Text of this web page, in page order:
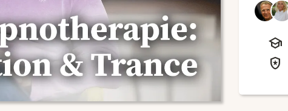
school
local_police